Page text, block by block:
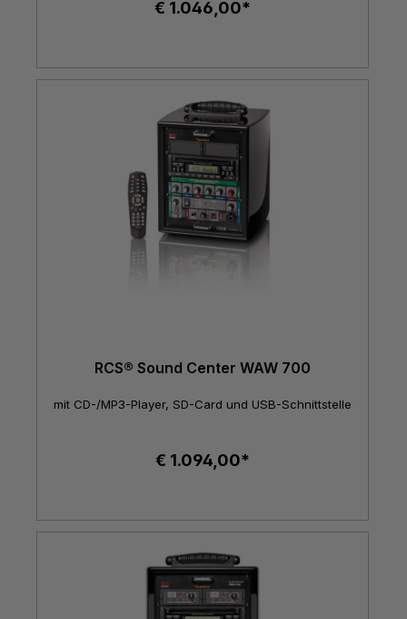
€ 1.046,00*
RCS® Sound Center WAW 700
mit CD-/MP3-Player, SD-Card und USB-Schnittstelle
€ 1.094,00*